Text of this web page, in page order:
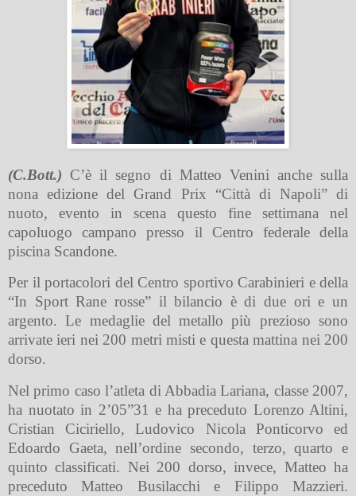
(C.Bott.) C’è il segno di Matteo Venini anche sulla
nona edizione del Grand Prix “Città di Napoli” di
nuoto, evento in scena questo fine settimana nel
capoluogo campano presso il Centro federale della
piscina Scandone.
Per il portacolori del Centro sportivo Carabinieri e della
“In Sport Rane rosse” il bilancio è di due ori e un
argento. Le medaglie del metallo più prezioso sono
arrivate ieri nei 200 metri misti e questa mattina nei 200
dorso.
Nel primo caso l’atleta di Abbadia Lariana, classe 2007,
ha nuotato in 2’05”31 e ha preceduto Lorenzo Altini,
Cristian Ciciriello, Ludovico Nicola Ponticorvo ed
Edoardo Gaeta, nell’ordine secondo, terzo, quarto e
quinto classificati. Nei 200 dorso, invece, Matteo ha
preceduto Matteo Busilacchi e Filippo Mazzieri.